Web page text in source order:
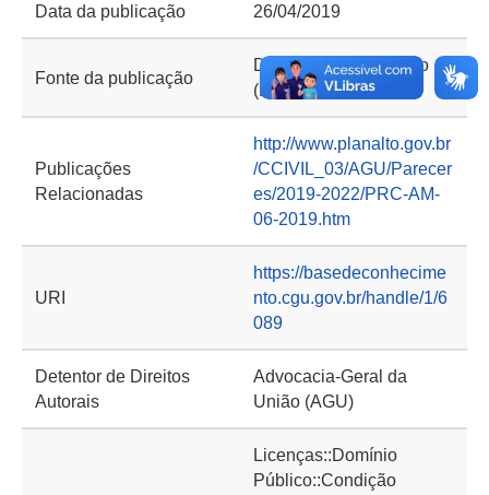
Data da publicação 26/04/2019
Fonte da publicação
Diário Oficial da União
(DOU)
Publicações
Relacionadas
http://www.planalto.gov.br
/CCIVIL_03/AGU/Parecer
es/2019-2022/PRC-AM-
06-2019.htm
URI
https://basedeconhecime
nto.cgu.gov.br/handle/1/6
089
Detentor de Direitos
Autorais
Advocacia-Geral da
União (AGU)
Licenças::Domínio
Público::Condição